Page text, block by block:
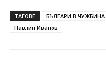
ТАГОВЕ БЪЛГАРИ В ЧУЖБИНА
Павлин Иванов